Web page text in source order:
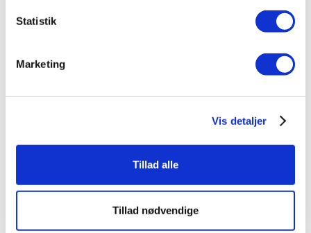
Statistik
Marketing
Vis detaljer
Tillad alle
Tillad nødvendige
MENU